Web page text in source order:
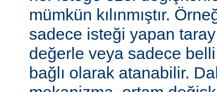
mümkün kılınmıştır.
sadece isteği yapan
değerle veya sadece belli
bağlı olarak atanabilir.